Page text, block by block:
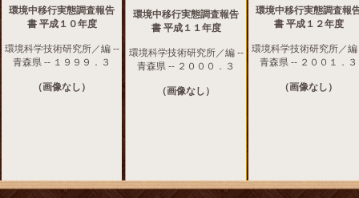
環境中移行実態調査報告
書 平成１０年度
環境科学技術研究所／編 --
青森県 -- １９９９．３
（画像なし）
環境中移行実態調査報告
書 平成１１年度
環境科学技術研究所／編 --
青森県 -- ２０００．３
（画像なし）
環境中移行実態調査報
書 平成１２年度
環境科学技術研究所／編
青森県 -- ２００１．３
（画像なし）